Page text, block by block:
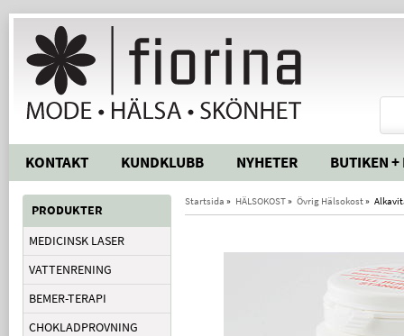
KONTAKT KUNDKLUBB NYHETER BUTIKEN +
PRODUKTER
MEDICINSK LASER
VATTENRENING
BEMER-TERAPI
CHOKLADPROVNING
Startsida » HÄLSOKOST» Övrig Hälsokost»